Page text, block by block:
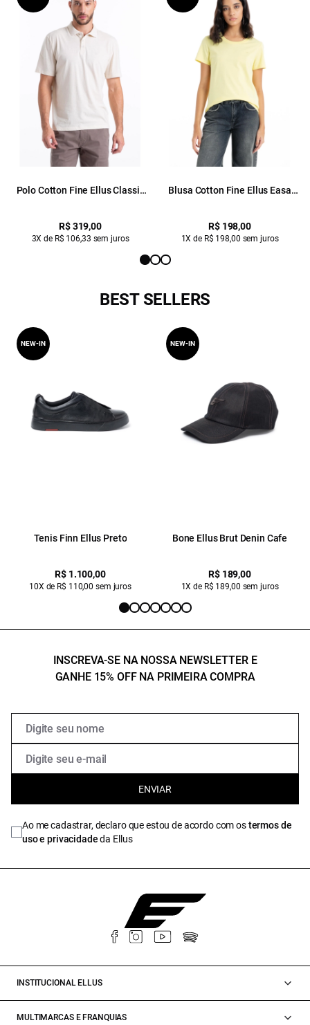
Polo Cotton Fine Ellus Classic
R$ 319,00
3X de R$ 106,33 sem juros
Blusa Cotton Fine Ellus Easa
R$ 198,00
1X de R$ 198,00 sem juros
BEST SELLERS
Tenis Finn Ellus Preto
R$ 1.100,00
10X de R$ 110,00 sem juros
NEW-IN
Bone Ellus Brut Denin Cafe
R$ 189,00
1X de R$ 189,00 sem juros
NEW-IN
INSCREVA-SE NA NOSSA NEWSLETTER E
GANHE 15% OFF NA PRIMEIRA COMPRA
ENVIAR
Ao me cadastrar, declaro que estou de acordo com ostermos de
uso e privacidadeda Ellus
INSTITUCIONAL ELLUS
MULTIMARCAS E FRANQUIAS